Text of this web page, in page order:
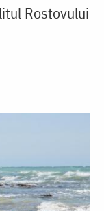
Rostovului